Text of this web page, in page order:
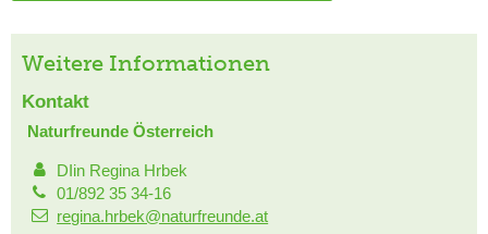
Weitere Informationen
Kontakt
Naturfreunde Österreich
DIin Regina Hrbek
01/892 35 34-16
regina.hrbek@naturfreunde.at